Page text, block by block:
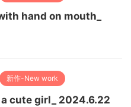
hand on mouth_
新作-New work
cute girl_ 2024.6.22